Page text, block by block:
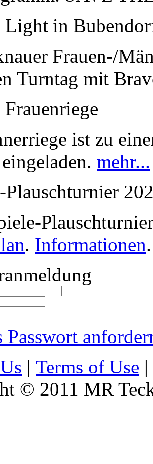
Light in
Frauen-/
Turntag mit
Frauenriege
ist zu
mehr...
Plauschturnier
. Informationen.
Passwort
| Terms of Use |
© 2011 MR